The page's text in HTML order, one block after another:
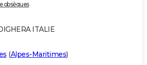
obsèques
ITALIE
(Alpes-Maritimes)